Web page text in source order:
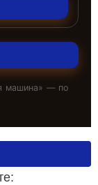
машина» — по